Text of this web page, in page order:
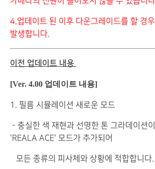
4.업데이트 된 이후 다운그레이드를 할 경
발생합니다.
이전 업데이트 내용
[Ver. 4.00 업데이트 내용]
1. 필름 시뮬레이션 새로운 모드
- 충실한 색 재현과 선명한 톤 그라데이션
'REALA ACE' 모드가 추가되어
모든 종류의 피사체와 상황에 적합합니다.